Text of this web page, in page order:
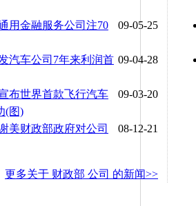
09-05-25
用金融服务公司注70
09-04-28
汽车公司7年来利润首
09-03-20
布世界首款飞行汽车
(图)
08-12-21
美财政部政府对公司
更多关于 财政部 公司 的新闻>>